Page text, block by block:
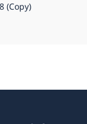
(Copy)